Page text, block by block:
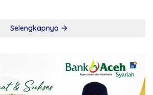
Selengkapnya